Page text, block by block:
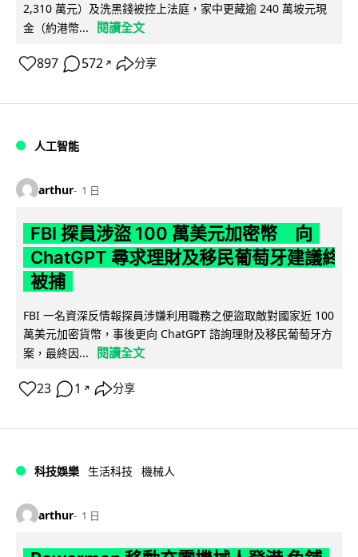
2,310 萬元）及洗黑錢被控上法庭，家中更藏逾 240 萬坡元現
金（約港幣...
閱讀全文
897 572 ↗ 分享
人工智能
arthur 1 日
FBI 探員涉盜 100 萬美元加密幣 向
ChatGPT 尋求理財及移民葡萄牙建議終
被捕
FBI 一名資深反情報探員涉嫌利用職務之便盜取敵對國家近 100
萬美元加密貨幣，事後更向 ChatGPT 諮詢理財及移民葡萄牙方
案，最終因...
閱讀全文
23 1 ↗ 分享
科技娛樂 生活科技 機械人
arthur 1 日